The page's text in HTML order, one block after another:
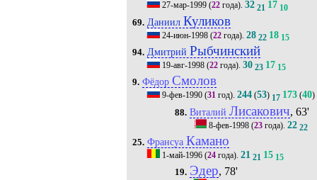
27-мар-1999(22года). 32 21 17 10
69. Даниил Куликов
24-июн-1998(22года). 28 22 18 15
94. Дмитрий Рыбчинский
19-авг-1998(22года). 30 23 17 15
9. Фёдор Смолов
9-фев-1990(31год). 244(53) 17 173(40)
88. Виталий Лисакович, 63'
8-фев-1998 (23 года).22 22
25. Франсуа Камано
1-май-1996(24года). 21 21 15 15
19. Эдер, 78'